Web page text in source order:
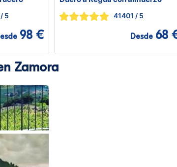
/ 5
98 €
41401 / 5
Desde 68
Zamora